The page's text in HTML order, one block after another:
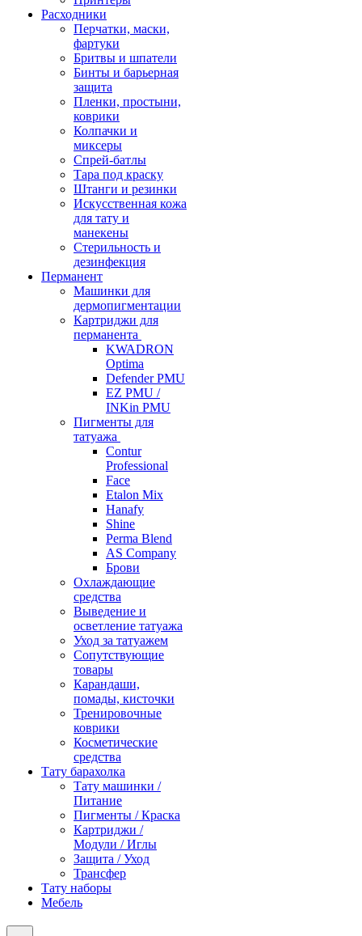
Расходники
Перчатки, маски,
фартуки
Бритвы и шпатели
Бинты и барьерная
защита
Пленки, простыни,
коврики
Колпачки и
миксеры
Спрей-батлы
Тара под краску
Штанги и резинки
Искусственная кожа
для тату и
манекены
Стерильность и
дезинфекция
Перманент
Машинки для
дермопигментации
Картриджи для
перманента
KWADRON
Optima
Defender PMU
EZ PMU /
INKin PMU
Пигменты для
татуажа
Contur
Professional
Face
Etalon Mix
Hanafy
Shine
Perma Blend
AS Company
Брови
Охлаждающие
средства
Выведение и
осветление татуажа
Уход за татуажем
Сопутствующие
товары
Карандаши,
помады, кисточки
Тренировочные
коврики
Косметические
средства
Тату барахолка
Тату машинки /
Питание
Пигменты / Краска
Картриджи /
Модули / Иглы
Защита / Уход
Трансфер
Тату наборы
Мебель